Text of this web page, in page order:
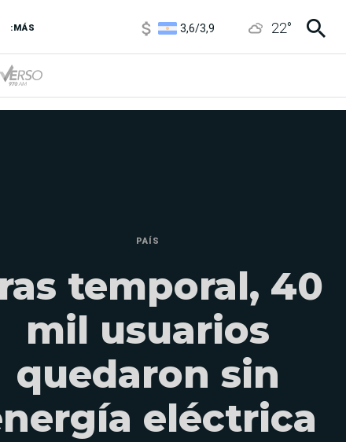
:MÁS
6850/7200
22°
PAÍS
temporal, 40
mil usuarios
quedaron sin
eléctrica